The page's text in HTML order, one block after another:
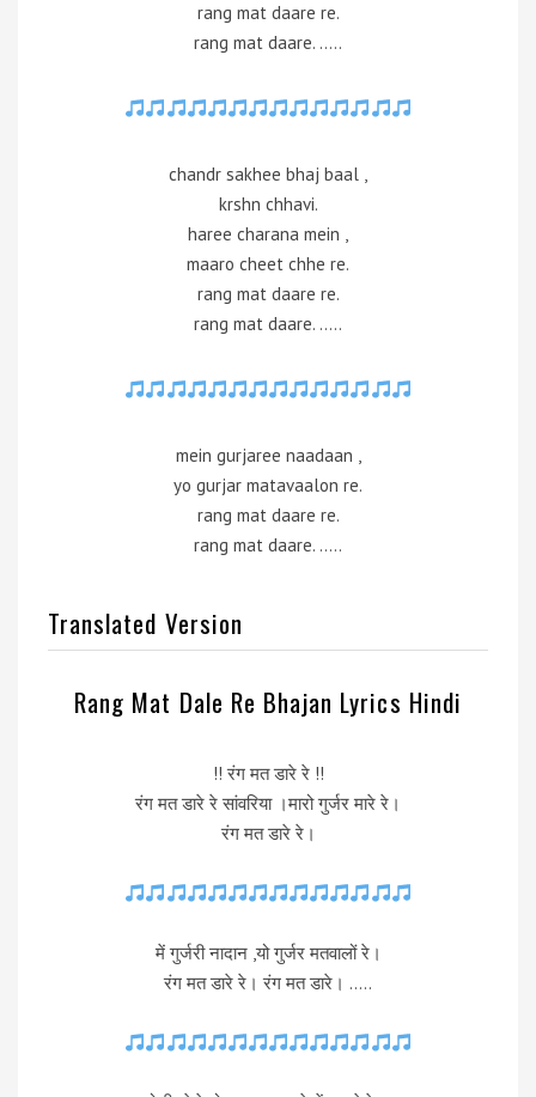
rang mat daare re.
rang mat daare. …..
chandr sakhee bhaj baal ,
krshn chhavi.
haree charana mein ,
maaro cheet chhe re.
rang mat daare re.
rang mat daare. …..
mein gurjaree naadaan ,
yo gurjar matavaalon re.
rang mat daare re.
rang mat daare. …..
Translated Version
Rang Mat Dale Re Bhajan Lyrics Hindi
!! रंग मत डारे रे !!
रंग मत डारे रे सांवरिया ।मारो गुर्जर मारे रे।
रंग मत डारे रे।
में गुर्जरी नादान ,यो गुर्जर मतवालों रे।
रंग मत डारे रे। रंग मत डारे। …..